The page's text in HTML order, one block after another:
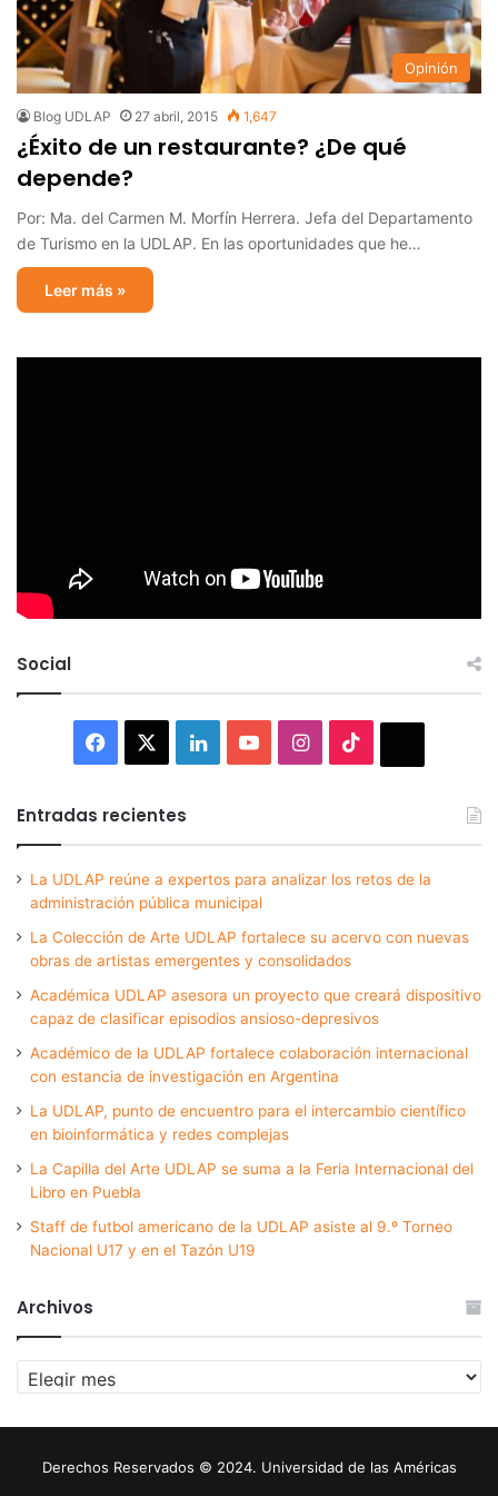
Opinión
Blog UDLAP 27 abril, 2015 1,647
¿Éxito de un restaurante? ¿De qué
depende?
Por: Ma. del Carmen M. Morfín Herrera. Jefa del Departamento
de Turismo en la UDLAP. En las oportunidades que he…
Leer más »
Social
Facebook LinkedInYouTubeInstagram
Entradas recientes
La UDLAP reúne a expertos para analizar los retos de la
administración pública municipal
La Colección de Arte UDLAP fortalece su acervo con nuevas
obras de artistas emergentes y consolidados
Académica UDLAP asesora un proyecto que creará dispositivo
capaz de clasificar episodios ansioso-depresivos
Académico de la UDLAP fortalece colaboración internacional
con estancia de investigación en Argentina
La UDLAP, punto de encuentro para el intercambio científico
en bioinformática y redes complejas
La Capilla del Arte UDLAP se suma a la Feria Internacional del
Libro en Puebla
Staff de futbol americano de la UDLAP asiste al 9.º Torneo
Nacional U17 y en el Tazón U19
Archivos
Archivos
Derechos Reservados © 2024. Universidad de las Américas